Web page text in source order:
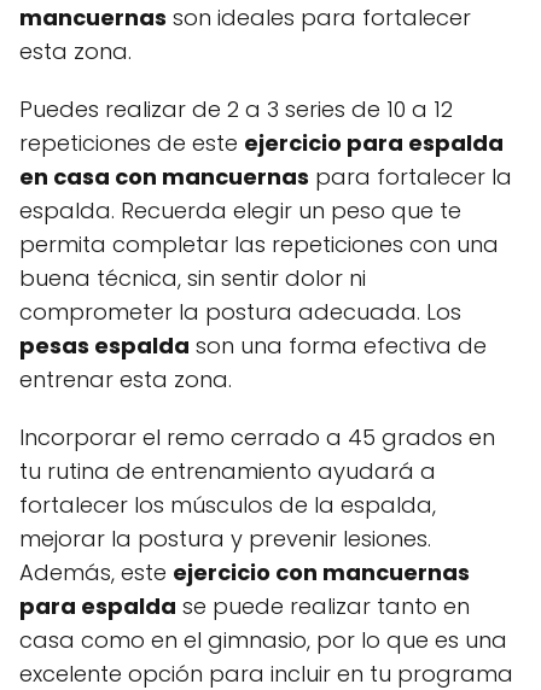
mancuernas son ideales para fortalecer
esta zona.
Puedes realizar de 2 a 3 series de 10 a 12
repeticiones de este ejercicio para espalda
en casa con mancuernas para fortalecer la
espalda. Recuerda elegir un peso que te
permita completar las repeticiones con una
buena técnica, sin sentir dolor ni
comprometer la postura adecuada. Los
pesas espalda son una forma efectiva de
entrenar esta zona.
Incorporar el remo cerrado a 45 grados en
tu rutina de entrenamiento ayudará a
fortalecer los músculos de la espalda,
mejorar la postura y prevenir lesiones.
Además, este ejercicio con mancuernas
para espalda se puede realizar tanto en
casa como en el gimnasio, por lo que es una
excelente opción para incluir en tu programa